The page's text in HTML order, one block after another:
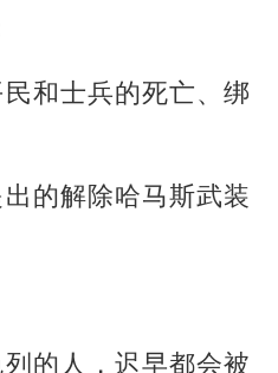
和士兵的死亡、绑
的解除哈马斯武装
的人，迟早都会被